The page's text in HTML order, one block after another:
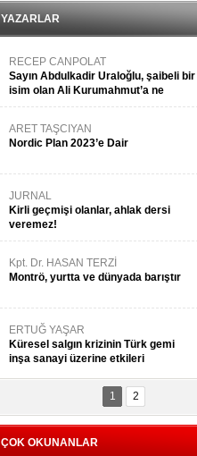
YAZARLAR
RECEP CANPOLAT
Sayın Abdulkadir Uraloğlu, şaibeli bir
isim olan Ali Kurumahmut’a ne
danışıyorsunuz?
ARET TAŞCIYAN
Nordic Plan 2023’e Dair
JURNAL
Kirli geçmişi olanlar, ahlak dersi
veremez!
Kpt. Dr. HASAN TERZİ
Montrö, yurtta ve dünyada barıştır
ERTUĞ YAŞAR
Küresel salgın krizinin Türk gemi
inşa sanayi üzerine etkileri
Kpt. MESUT AZMİ GÖKSOY
ithafen...
1 2
ÇOK OKUNANLAR